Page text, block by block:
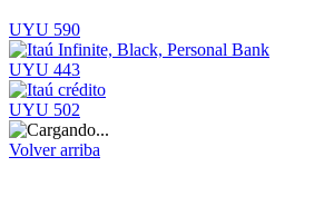
UYU 590
UYU 443
UYU 502
Volver arriba